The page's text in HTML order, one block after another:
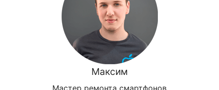
Максим
Мастер ремонта смартфонов